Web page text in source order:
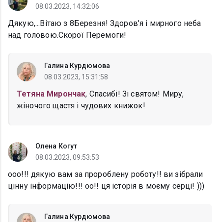
08.03.2023, 14:32:06
Дякую,...Вітаю з 8Березня! Здоров'я і мирного неба
над головою.Скорої Перемоги!
Галина Курдюмова
08.03.2023, 15:31:58
Тетяна Мирончак, Спасибі! Зі святом! Миру,
жіночого щастя і чудових книжок!
Олена Когут
08.03.2023, 09:53:53
ооо!!! дякую вам за пророблену роботу!! ви зібрали
цінну інформацію!!! оо!! ця історія в моєму серці! )))
Галина Курдюмова